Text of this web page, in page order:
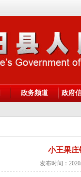
政务频道 政府
小王果庄
发布时间：